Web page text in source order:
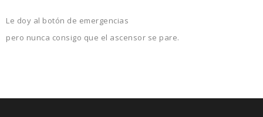
Le doy al botón de emergencias
pero nunca consigo que el ascensor se pare.